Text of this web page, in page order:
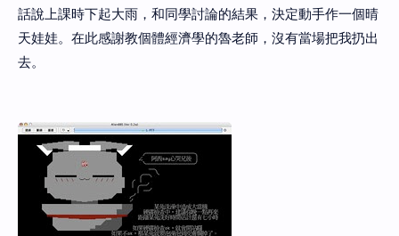
話說上課時下起大雨，和同學討論的結果，決定動手作一個晴
天娃娃。在此感謝教個體經濟學的魯老師，沒有當場把我扔出
去。